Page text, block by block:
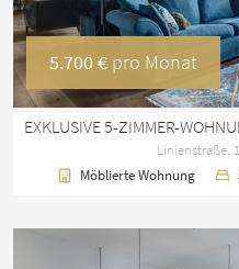
5.700 € pro Monat
Linienstraße,
Möblierte Wohnung